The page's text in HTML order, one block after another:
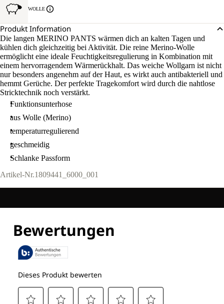
WOLLE
Produkt Information
Die langen MERINO PANTS wärmen dich an kalten Tagen und
kühlen dich gleichzeitig bei Aktivität. Die reine Merino-Wolle
ermöglicht eine ideale Feuchtigkeitsregulierung in Kombination mit
einem hervorragendem Wärmerückhalt. Das weiche Wollgarn ist nicht
nur besonders angenehm auf der Haut, es wirkt auch antibakteriell und
hemmt Gerüche. Der perfekte Tragekomfort wird durch die nahtlose
Stricktechnik noch verstärkt.
Funktionsunterhose
aus Wolle (Merino)
temperaturregulierend
geschmeidig
Schlanke Passform
Artikel-Nr.1809441_6000_001